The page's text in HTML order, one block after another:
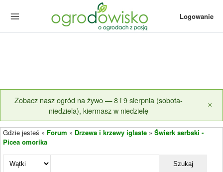
Logowanie
Zobacz nasz ogród na żywo — 8 i 9 sierpnia (sobota-
niedziela), kiermasz w niedzielę
×
Gdzie jesteś » Forum » Drzewa i krzewy iglaste » Świerk serbski -
Picea omorika
Szukaj